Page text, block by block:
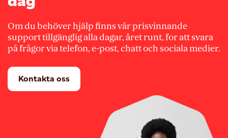
Om du behöver hjälp finns vår prisvinnande
support tillgänglig alla dagar, året runt, for att svara
på frågor via telefon, e-post, chatt och sociala medier.
Kontakta oss